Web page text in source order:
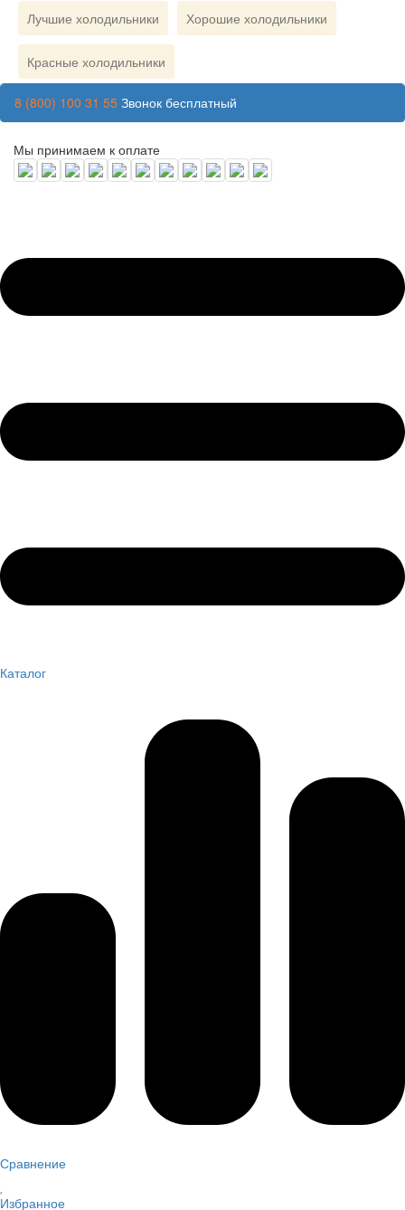
Лучшие холодильники Хорошие холодильники
Красные холодильники
8 (800) 100 31 55 Звонок бесплатный
Мы принимаем к оплате
Каталог
Сравнение
Избранное